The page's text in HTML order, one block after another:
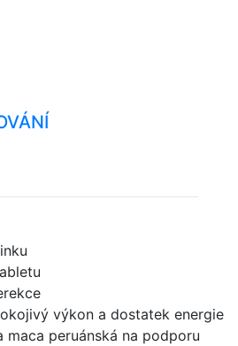
výkon a dostatek energie
maca peruánská na podporu